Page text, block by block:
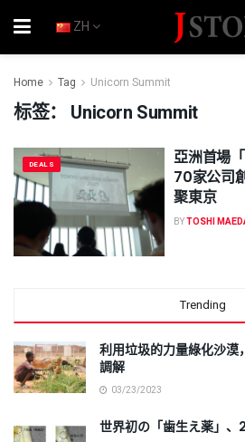
ZH
Home Tag Unicorn Summit
标签： Unicorn Summit
DEALS
亞洲首場
70家公司
聚東京
BYTOSHI
Trending
利用垃圾的力量綠化沙漠
調解
03/23/2023
世界初の「歯生え薬」